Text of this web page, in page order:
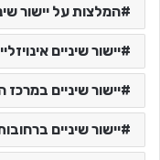
המלצות על יישור
יישור שיניים
יישור שיניים
יישור שיניים